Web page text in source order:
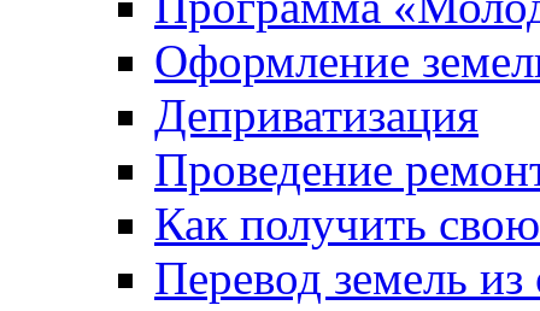
Оформление
Деприватизация
Проведение
Как получить
Перевод земель